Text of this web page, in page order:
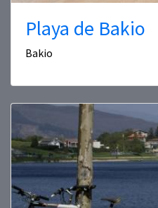
Playa de Bakio
Bakio